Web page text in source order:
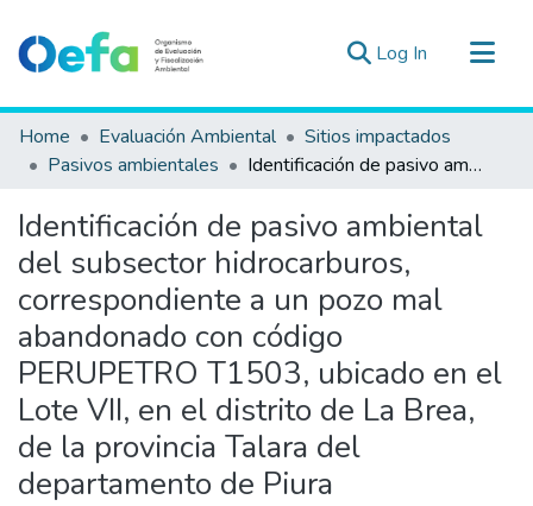
Log In (current)
Communities & Collections
All of DSpace
Estad. Externas
Guias ▾
Home Evaluación Ambiental
Sitios impactados
Pasivos ambientales
Identificación de pasivo ambiental del subsector hidrocarburos, correspondiente a un pozo mal abandonado con código PERUPETRO T1503, ubicado en el Lote VII, en el distrito de La Brea, de la provincia Talara del departamento de Piura
Identificación de pasivo ambiental
del subsector hidrocarburos,
correspondiente a un pozo mal
abandonado con código
PERUPETRO T1503, ubicado en el
Lote VII, en el distrito de La Brea,
de la provincia Talara del
departamento de Piura